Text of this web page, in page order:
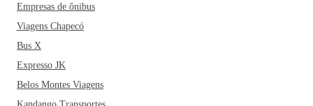
Empresas de ônibus
Viagens Chapecó
Bus X
Expresso JK
Belos Montes Viagens